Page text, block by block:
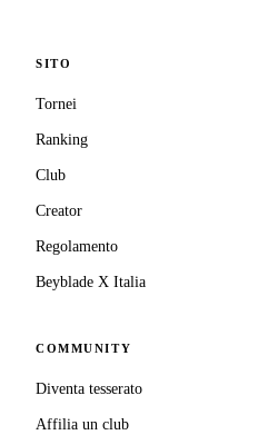
SITO
Tornei
Ranking
Club
Creator
Regolamento
Beyblade X Italia
COMMUNITY
Diventa tesserato
Affilia un club